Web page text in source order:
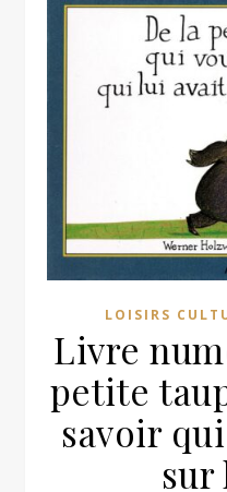
LOISIRS
Livre
petite
savoir
sur